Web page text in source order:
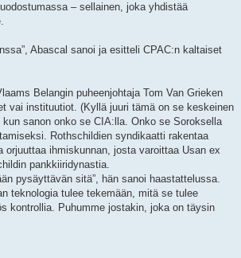
– sellainen, joka yhdistää
Abascal sanoi ja esitteli CPAC:n kaltaiset
Belangin puheenjohtaja Tom Van Grieken
vai instituutiot. (Kyllä juuri tämä on se keskeinen
sanon onko se CIA:lla. Onko se Soroksella
Rothschildien syndikaatti rakentaa
ihmiskunnan, josta varoittaa Usan ex
pankkiiridynastia.
pysäyttävän sitä”, hän sanoi haastattelussa.
teknologia tulee tekemään, mitä se tulee
kontrollia. Puhumme jostakin, joka on täysin